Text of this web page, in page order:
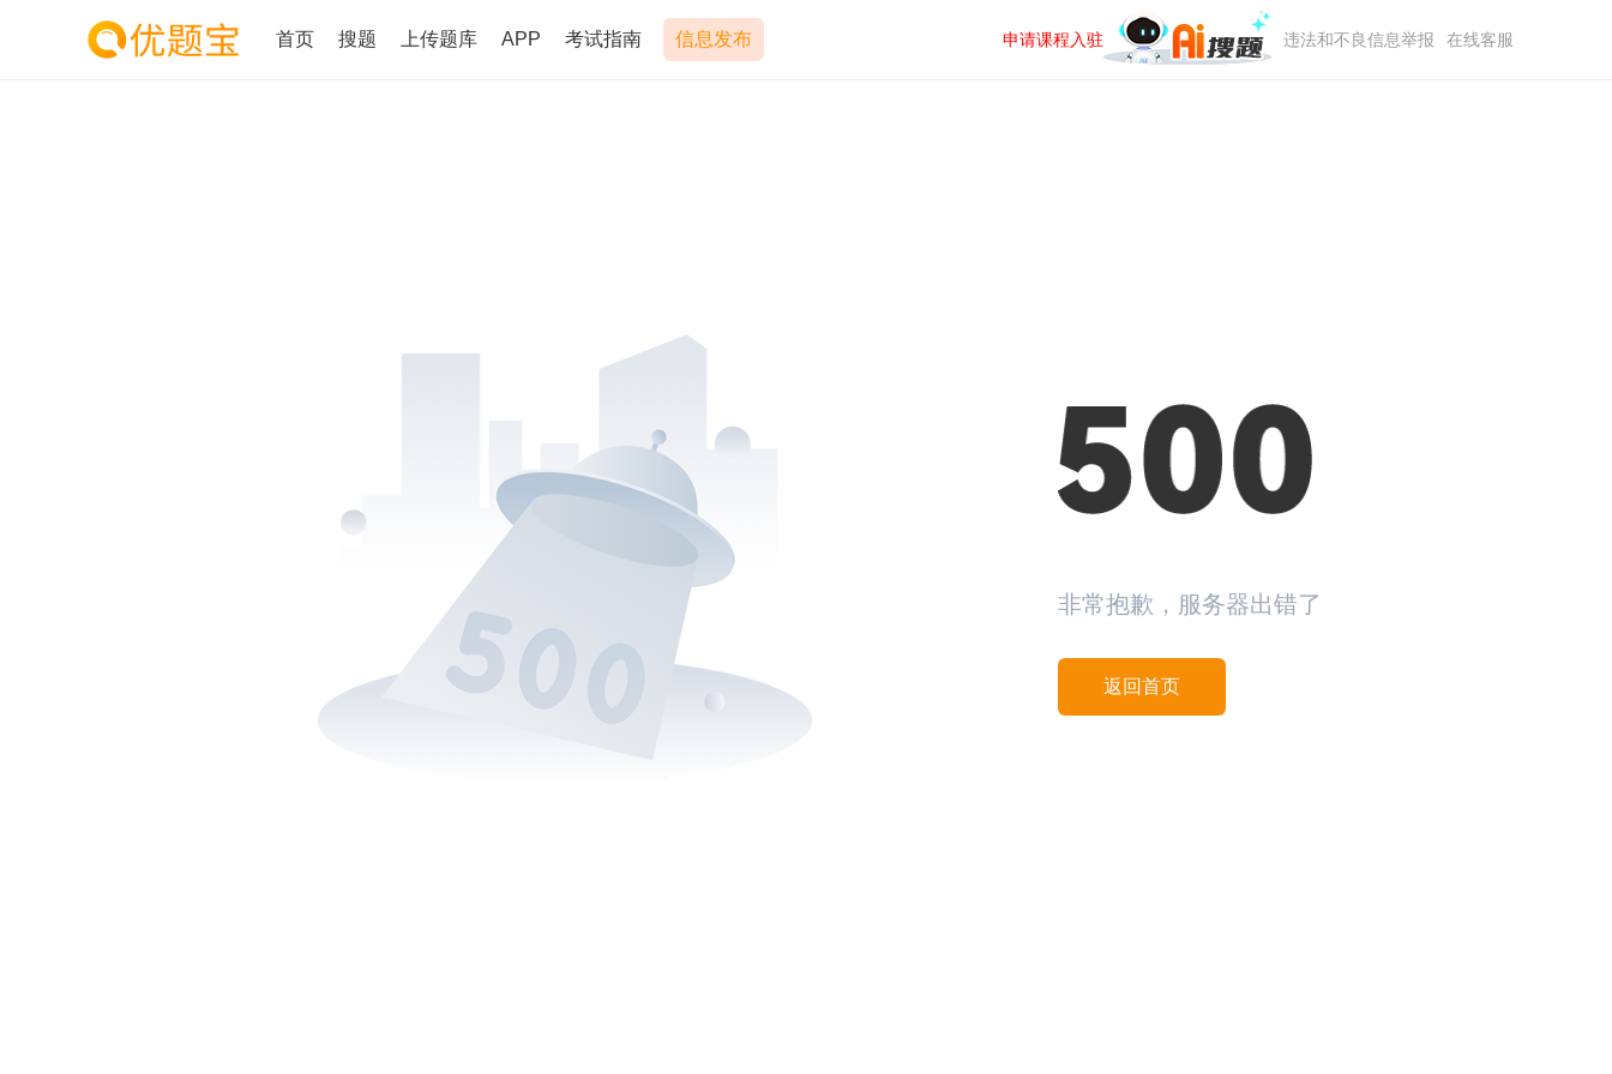
首页 搜题 上传题库 APP 考试指南 信息发布 申请课程入驻 违法和不良信息举报 在线客服
非常抱歉，服务器出错了
返回首页